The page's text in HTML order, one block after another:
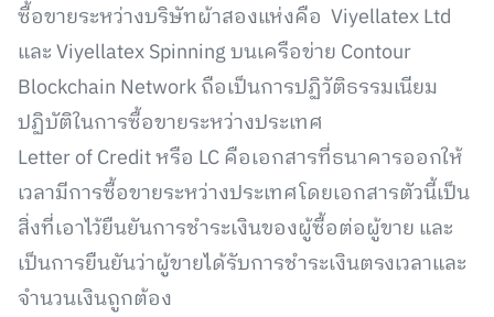
ซื้อขายระหว่างบริษัทผ้าสองแห่งคือ Viyellatex Ltd
และ Viyellatex Spinning บนเครือข่าย Contour
Blockchain Network ถือเป็นการปฏิวัติธรรมเนียม
ปฏิบัติในการซื้อขายระหว่างประเทศ
Letter of Credit หรือ LC คือเอกสารที่ธนาคารออกให้
เวลามีการซื้อขายระหว่างประเทศโดยเอกสารตัวนี้เป็น
สิ่งที่เอาไว้ยืนยันการชำระเงินของผู้ซื้อต่อผู้ขาย และ
เป็นการยืนยันว่าผู้ขายได้รับการชำระเงินตรงเวลาและ
จำนวนเงินถูกต้อง